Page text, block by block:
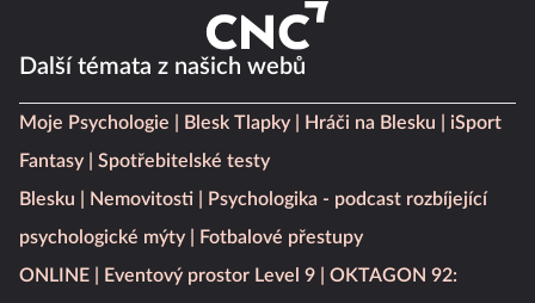
Další témata z našich webů
Moje Psychologie Blesk Tlapky Hráči na Blesku
iSport
Fantasy
Spotřebitelské testy
Blesku
Nemovitosti
Psychologika - podcast rozbíjející
psychologické mýty
Fotbalové přestupy
ONLINE
Eventový prostor Level 9
OKTAGON 92: